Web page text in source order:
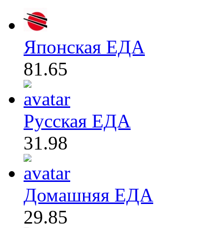
Японская ЕДА
81.65
Русская ЕДА
31.98
Домашняя ЕДА
29.85